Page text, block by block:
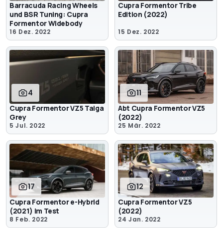
Barracuda Racing Wheels
und BSR Tuning: Cupra
Formentor Widebody
16 Dez. 2022
Cupra Formentor Tribe
Edition (2022)
15 Dez. 2022
4
Cupra Formentor VZ5 Taiga
Grey
5 Jul. 2022
11
Abt Cupra Formentor VZ5
(2022)
25 Mär. 2022
17
Cupra Formentor e-Hybrid
(2021) im Test
8 Feb. 2022
12
Cupra Formentor VZ5
(2022)
24 Jan. 2022